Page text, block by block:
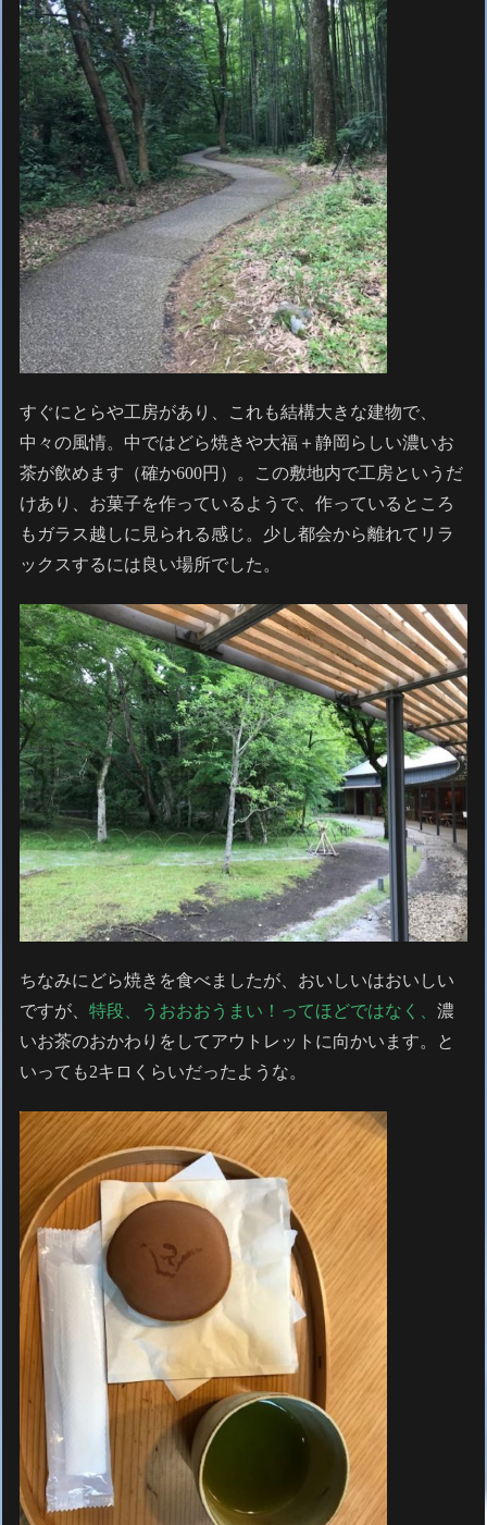
すぐにとらや工房があり、これも結構大きな建物で、
中々の風情。中ではどら焼きや大福＋静岡らしい濃いお
茶が飲めます（確か600円）。この敷地内で工房というだ
けあり、お菓子を作っているようで、作っているところ
もガラス越しに見られる感じ。少し都会から離れてリラ
ックスするには良い場所でした。
ちなみにどら焼きを食べましたが、おいしいはおいしい
ですが、特段、うおおおうまい！ってほどではなく、濃
いお茶のおかわりをしてアウトレットに向かいます。と
いっても2キロくらいだったような。